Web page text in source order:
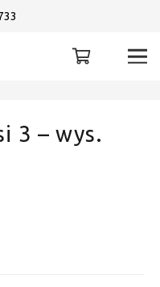
3 – wys.